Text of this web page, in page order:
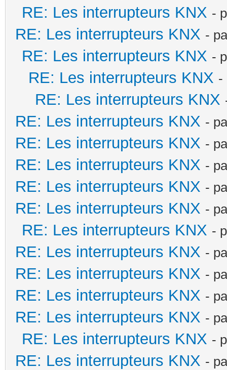
RE: Les interrupteurs KNX -
RE: Les interrupteurs KNX -
RE: Les interrupteurs KNX -
RE: Les interrupteurs KNX -
RE: Les interrupteurs KNX
RE: Les interrupteurs KNX -
RE: Les interrupteurs KNX -
RE: Les interrupteurs KNX -
RE: Les interrupteurs KNX -
RE: Les interrupteurs KNX -
RE: Les interrupteurs KNX -
RE: Les interrupteurs KNX -
RE: Les interrupteurs KNX -
RE: Les interrupteurs KNX -
RE: Les interrupteurs KNX -
RE: Les interrupteurs KNX -
RE: Les interrupteurs KNX -